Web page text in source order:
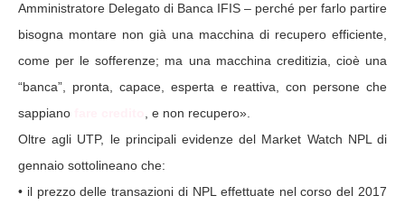
Amministratore Delegato di Banca IFIS – perché per farlo partire
bisogna montare non già una macchina di recupero efficiente,
come per le sofferenze; ma una macchina creditizia, cioè una
“banca”, pronta, capace, esperta e reattiva, con persone che
sappiano
, e non recupero».
Oltre agli UTP, le principali evidenze del Market Watch NPL di
gennaio sottolineano che:
• il prezzo delle transazioni di NPL effettuate nel corso del 2017